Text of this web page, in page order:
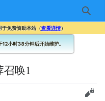
搜索
于免费资助本站（查看详情）
小时38分钟后开始维护。
召唤1
查看